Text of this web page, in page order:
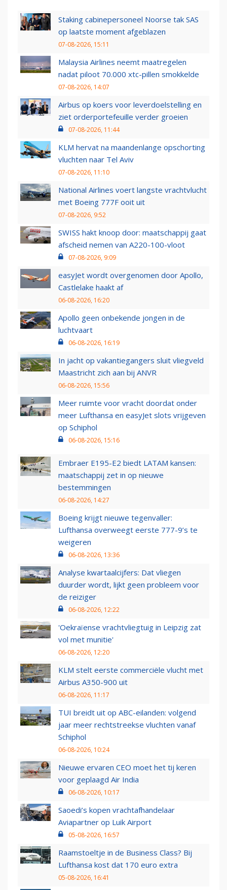
Staking cabinepersoneel Noorse tak SAS
op laatste moment afgeblazen
07-08-2026, 15:11
Malaysia Airlines neemt maatregelen
nadat piloot 70.000 xtc-pillen smokkelde
07-08-2026, 14:07
Airbus op koers voor leverdoelstelling en
ziet orderportefeuille verder groeien
07-08-2026, 11:44
KLM hervat na maandenlange opschorting
vluchten naar Tel Aviv
07-08-2026, 11:10
National Airlines voert langste vrachtvlucht
met Boeing 777F ooit uit
07-08-2026, 9:52
SWISS hakt knoop door: maatschappij gaat
afscheid nemen van A220-100-vloot
07-08-2026, 9:09
easyJet wordt overgenomen door Apollo,
Castlelake haakt af
06-08-2026, 16:20
Apollo geen onbekende jongen in de
luchtvaart
06-08-2026, 16:19
In jacht op vakantiegangers sluit vliegveld
Maastricht zich aan bij ANVR
06-08-2026, 15:56
Meer ruimte voor vracht doordat onder
meer Lufthansa en easyJet slots vrijgeven
op Schiphol
06-08-2026, 15:16
Embraer E195-E2 biedt LATAM kansen:
maatschappij zet in op nieuwe
bestemmingen
06-08-2026, 14:27
Boeing krijgt nieuwe tegenvaller:
Lufthansa overweegt eerste 777-9’s te
weigeren
06-08-2026, 13:36
Analyse kwartaalcijfers: Dat vliegen
duurder wordt, lijkt geen probleem voor
de reiziger
06-08-2026, 12:22
'Oekraïense vrachtvliegtuig in Leipzig zat
vol met munitie'
06-08-2026, 12:20
KLM stelt eerste commerciële vlucht met
Airbus A350-900 uit
06-08-2026, 11:17
TUI breidt uit op ABC-eilanden: volgend
jaar meer rechtstreekse vluchten vanaf
Schiphol
06-08-2026, 10:24
Nieuwe ervaren CEO moet het tij keren
voor geplaagd Air India
06-08-2026, 10:17
Saoedi’s kopen vrachtafhandelaar
Aviapartner op Luik Airport
05-08-2026, 16:57
Raamstoeltje in de Business Class? Bij
Lufthansa kost dat 170 euro extra
05-08-2026, 16:41